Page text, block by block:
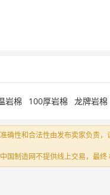
岩棉 100厚岩棉 龙牌岩棉
确性和合法性由发布卖家负责
制造网不提供线上交易，最终